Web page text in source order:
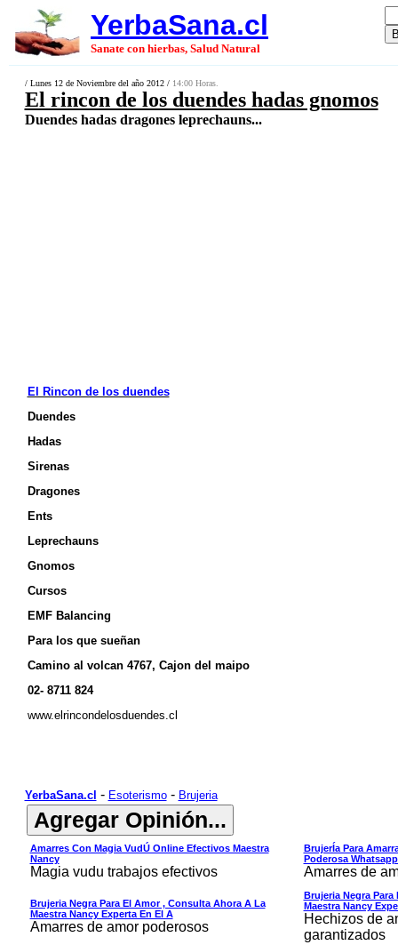
YerbaSana.cl
Sanate con hierbas, Salud Natural
/ Lunes 12 de Noviembre del año 2012 / 14:00 Horas.
El rincon de los duendes hadas gnomos
Duendes hadas dragones leprechauns...
El Rincon de los duendes
Duendes
Hadas
Sirenas
Dragones
Ents
Leprechauns
Gnomos
Cursos
EMF Balancing
Para los que sueñan
Camino al volcan 4767, Cajon del maipo
02- 8711 824
www.elrincondelosduendes.cl
YerbaSana.cl - Esoterismo- Brujeria
Amarres Con Magia VudÚ Online Efectivos Maestra
Nancy
Magia vudu trabajos efectivos
BrujerÍa Para
Poderosa
Amarres de
Brujeria Negra Para El Amor , Consulta Ahora A La
Maestra Nancy Experta En El A
Amarres de amor poderosos
Brujeria Negra
Maestra Nancy
Hechizos de
garantizados